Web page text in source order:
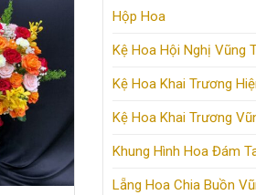
Hộp Hoa
Kệ Hoa Hội Nghị Vũng
Kệ Hoa Khai Trương
Kệ Hoa Khai Trương
Khung Hình Hoa Đám
Lẵng Hoa Chia Buồn